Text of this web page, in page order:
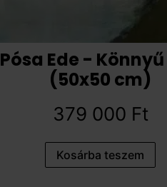
Pósa Ede - Könnyű
(50x50 cm)
379 000 Ft
Kosárba teszem